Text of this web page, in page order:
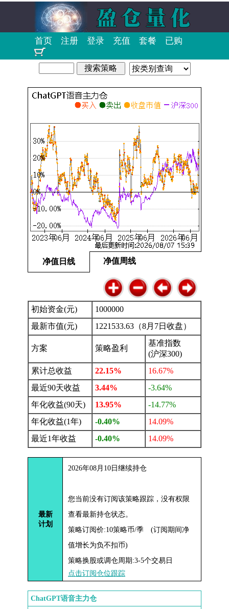
首页 注册 登录 充值 套餐 已购
净值日线 净值周线
初始资金(元)
1000000
最新市值(元)
1221533.63（8月7日收盘）
方案 策略盈利
基准指数
(沪深300)
累计总收益
22.15%
16.67%
最近90天收益
3.44%
-3.64%
年化收益(90天)
13.95%
-14.77%
年化收益(1年)
-0.40%
14.09%
最近1年收益
-0.40% 14.09%
最新
计划
2026年08月10日继续持仓
您当前没有订阅该策略跟踪，没有权限
查看最新持仓状态。
策略订阅价:10策略币/季 (订阅期间净
值增长为负不扣币)
策略换股或调仓周期:3-5个交易日
点击订阅仓位跟踪
ChatGPT语音主力仓